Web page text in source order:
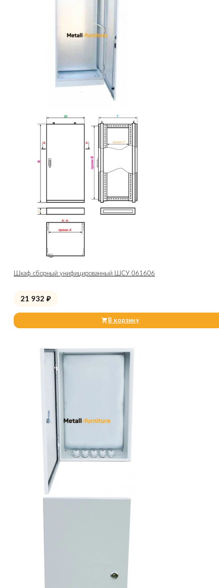
Шкаф сборный унифицированный ШСУ 061606
21 932 ₽
В корзину